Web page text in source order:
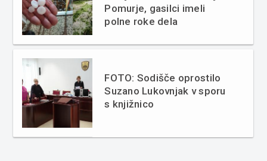
Pomurje, gasilci imeli
polne roke dela
FOTO: Sodišče oprostilo
Suzano Lukovnjak v sporu
s knjižnico